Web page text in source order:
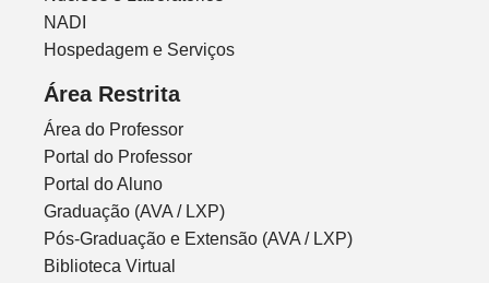
NADI
Hospedagem e Serviços
Área Restrita
Área do Professor
Portal do Professor
Portal do Aluno
Graduação (AVA / LXP)
Pós-Graduação e Extensão (AVA / LXP)
Biblioteca Virtual